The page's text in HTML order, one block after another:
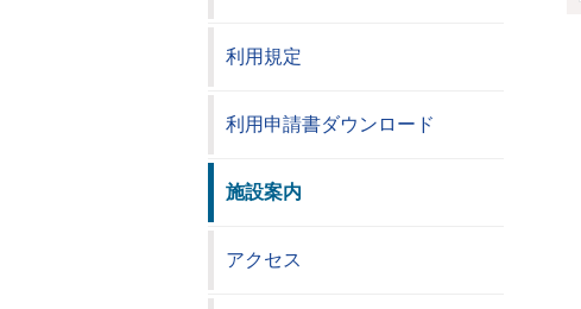
利用規定
利用申請書ダウンロード
施設案内
アクセス